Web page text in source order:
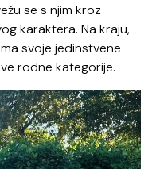
se s njim kroz
karaktera. Na kraju,
svoje jedinstvene
rodne kategorije.